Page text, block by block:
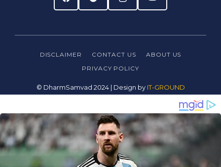
DISCLAIMER CONTACT US
ABOUT US
PRIVACY POLICY
© DharmSamvad 2024 | Design byIT-GROUND